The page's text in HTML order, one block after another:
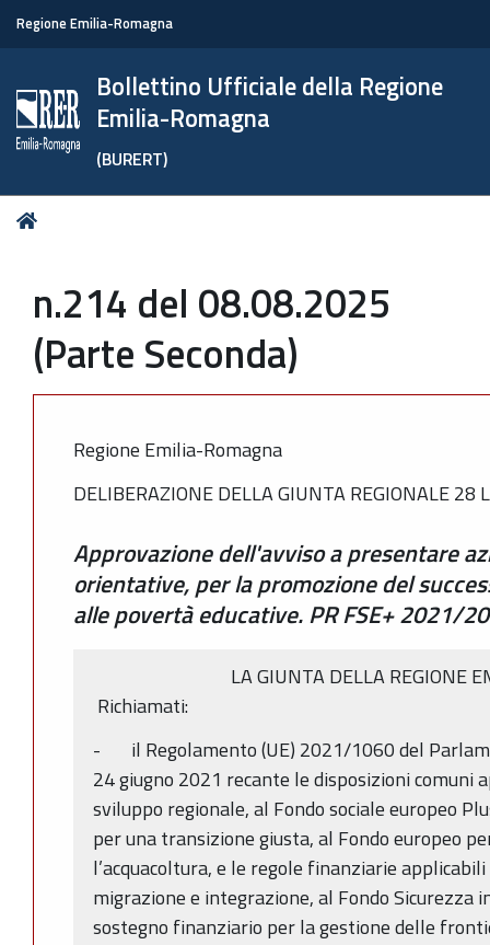
Regione Emilia-Romagna
Bollettino Ufficiale della Regione
Emilia-Romagna
(BURERT)
Tu
n.214 del 08.08.2025
(Parte Seconda)
Regione Emilia-Romagna
DELIBERAZIONE DELLA GIUNTA REGIONALE 28
Approvazione dell'avviso a presentare
orientative, per la promozione del
alle povertà educative. PR FSE+ 2021/
LA GIUNTA DELLA REGIONE
Richiamati:
- il Regolamento (UE) 2021/1060 del
24 giugno 2021 recante le disposizioni comuni
sviluppo regionale, al Fondo sociale europeo
per una transizione giusta, al Fondo europeo
l’acquacoltura, e le regole finanziarie
migrazione e integrazione, al Fondo Sicurezza
sostegno finanziario per la gestione delle